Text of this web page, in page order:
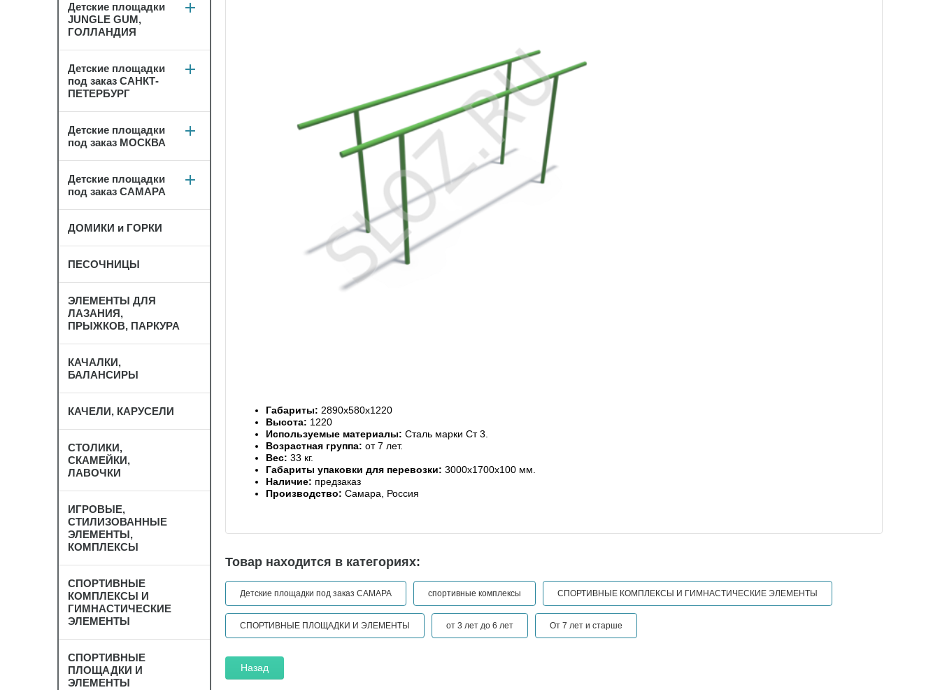
Габариты: 2890х580х1220
Высота: 1220
Используемые материалы: Сталь марки Ст 3.
Возрастная группа: от 7 лет.
Вес: 33 кг.
Габариты упаковки для перевозки: 3000х1700х100 мм.
Наличие: предзаказ
Производство: Самара, Россия
Товар находится в категориях:
Детские площадки под заказ САМАРА спортивные комплексы СПОРТИВНЫЕ КОМПЛЕКСЫ И ГИМНАСТИЧЕСКИЕ ЭЛЕМЕНТЫ
СПОРТИВНЫЕ ПЛОЩАДКИ И ЭЛЕМЕНТЫ от 3 лет до 6 лет От 7 лет и старше
Назад
Детские площадки
JUNGLE GUM,
ГОЛЛАНДИЯ
Детские площадки
под заказ САНКТ-
ПЕТЕРБУРГ
Детские площадки
под заказ МОСКВА
Детские площадки
под заказ САМАРА
ДОМИКИ и ГОРКИ
ПЕСОЧНИЦЫ
ЭЛЕМЕНТЫ ДЛЯ
ЛАЗАНИЯ,
ПРЫЖКОВ, ПАРКУРА
КАЧАЛКИ,
БАЛАНСИРЫ
КАЧЕЛИ, КАРУСЕЛИ
СТОЛИКИ,
СКАМЕЙКИ,
ЛАВОЧКИ
ИГРОВЫЕ,
СТИЛИЗОВАННЫЕ
ЭЛЕМЕНТЫ,
КОМПЛЕКСЫ
СПОРТИВНЫЕ
КОМПЛЕКСЫ И
ГИМНАСТИЧЕСКИЕ
ЭЛЕМЕНТЫ
СПОРТИВНЫЕ
ПЛОЩАДКИ И
ЭЛЕМЕНТЫ